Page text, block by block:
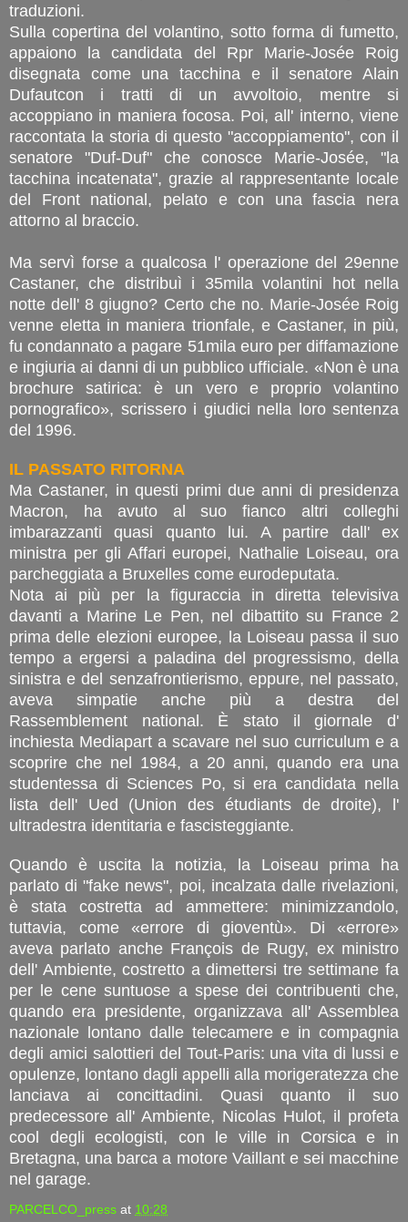
traduzioni.
Sulla copertina del volantino, sotto forma di fumetto,
appaiono la candidata del Rpr Marie-Josée Roig
disegnata come una tacchina e il senatore Alain
Dufautcon i tratti di un avvoltoio, mentre si
accoppiano in maniera focosa. Poi, all' interno, viene
raccontata la storia di questo "accoppiamento", con il
senatore "Duf-Duf" che conosce Marie-Josée, "la
tacchina incatenata", grazie al rappresentante locale
del Front national, pelato e con una fascia nera
attorno al braccio.
Ma servì forse a qualcosa l' operazione del 29enne
Castaner, che distribuì i 35mila volantini hot nella
notte dell' 8 giugno? Certo che no. Marie-Josée Roig
venne eletta in maniera trionfale, e Castaner, in più,
fu condannato a pagare 51mila euro per diffamazione
e ingiuria ai danni di un pubblico ufficiale. «Non è una
brochure satirica: è un vero e proprio volantino
pornografico», scrissero i giudici nella loro sentenza
del 1996.
IL PASSATO RITORNA
Ma Castaner, in questi primi due anni di presidenza
Macron, ha avuto al suo fianco altri colleghi
imbarazzanti quasi quanto lui. A partire dall' ex
ministra per gli Affari europei, Nathalie Loiseau, ora
parcheggiata a Bruxelles come eurodeputata.
Nota ai più per la figuraccia in diretta televisiva
davanti a Marine Le Pen, nel dibattito su France 2
prima delle elezioni europee, la Loiseau passa il suo
tempo a ergersi a paladina del progressismo, della
sinistra e del senzafrontierismo, eppure, nel passato,
aveva simpatie anche più a destra del
Rassemblement national. È stato il giornale d'
inchiesta Mediapart a scavare nel suo curriculum e a
scoprire che nel 1984, a 20 anni, quando era una
studentessa di Sciences Po, si era candidata nella
lista dell' Ued (Union des étudiants de droite), l'
ultradestra identitaria e fascisteggiante.
Quando è uscita la notizia, la Loiseau prima ha
parlato di "fake news", poi, incalzata dalle rivelazioni,
è stata costretta ad ammettere: minimizzandolo,
tuttavia, come «errore di gioventù». Di «errore»
aveva parlato anche François de Rugy, ex ministro
dell' Ambiente, costretto a dimettersi tre settimane fa
per le cene suntuose a spese dei contribuenti che,
quando era presidente, organizzava all' Assemblea
nazionale lontano dalle telecamere e in compagnia
degli amici salottieri del Tout-Paris: una vita di lussi e
opulenze, lontano dagli appelli alla morigeratezza che
lanciava ai concittadini. Quasi quanto il suo
predecessore all' Ambiente, Nicolas Hulot, il profeta
cool degli ecologisti, con le ville in Corsica e in
Bretagna, una barca a motore Vaillant e sei macchine
nel garage.
PARCELCO_press at 10:28